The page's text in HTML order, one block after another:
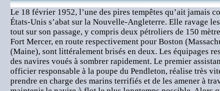
Le 18 février 1952, l’une des pires tempêtes qu’ait jamais
États-Unis s’abat sur la Nouvelle-Angleterre. Elle ravage
tout sur son passage, y compris deux pétroliers de 150
Fort Mercer, en route respectivement pour Boston
(Maine), sont littéralement brisés en deux. Les équipages
des navires voués à sombrer rapidement. Le premier
officier responsable à la poupe du Pendleton, réalise très
prendre en charge des marins terrifiés et de les amener à